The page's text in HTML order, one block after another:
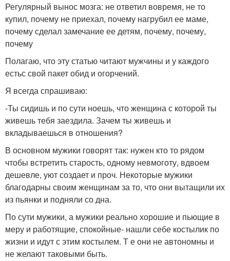
Регулярный вынос мозга: не ответил вовремя, не то
купил, почему не приехал, почему нагрубил ее маме,
почему сделал замечание ее детям, почему, почему,
почему
Полагаю, что эту статью читают мужчины и у каждого
естьс свой пакет обид и огорчений.
Я всегда спрашиваю:
-Ты сидишь и по сути ноешь, что женщина с которой ты
живешь тебя заездила. Зачем ты живешь и
вкладываешься в отношения?
В основном мужики говорят так: нужен кто то рядом
чтобы встретить старость, одному невмоготу, вдвоем
дешевле, уют создает и проч. Некоторые мужики
благодарны своим женщинам за то, что они вытащили их
из пьянки и подняли со дна.
По сути мужики, а мужики реально хорошие и пьющие в
меру и работящие, спокойные- нашли себе костылик по
жизни и идут с этим костылем. Т е они не автономны и
не желают таковыми быть.